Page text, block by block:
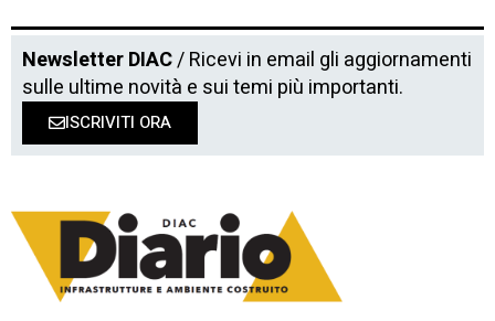
Newsletter DIAC/ Ricevi in email gli aggiornamenti
sulle ultime novità e sui temi più importanti.
ISCRIVITI ORA